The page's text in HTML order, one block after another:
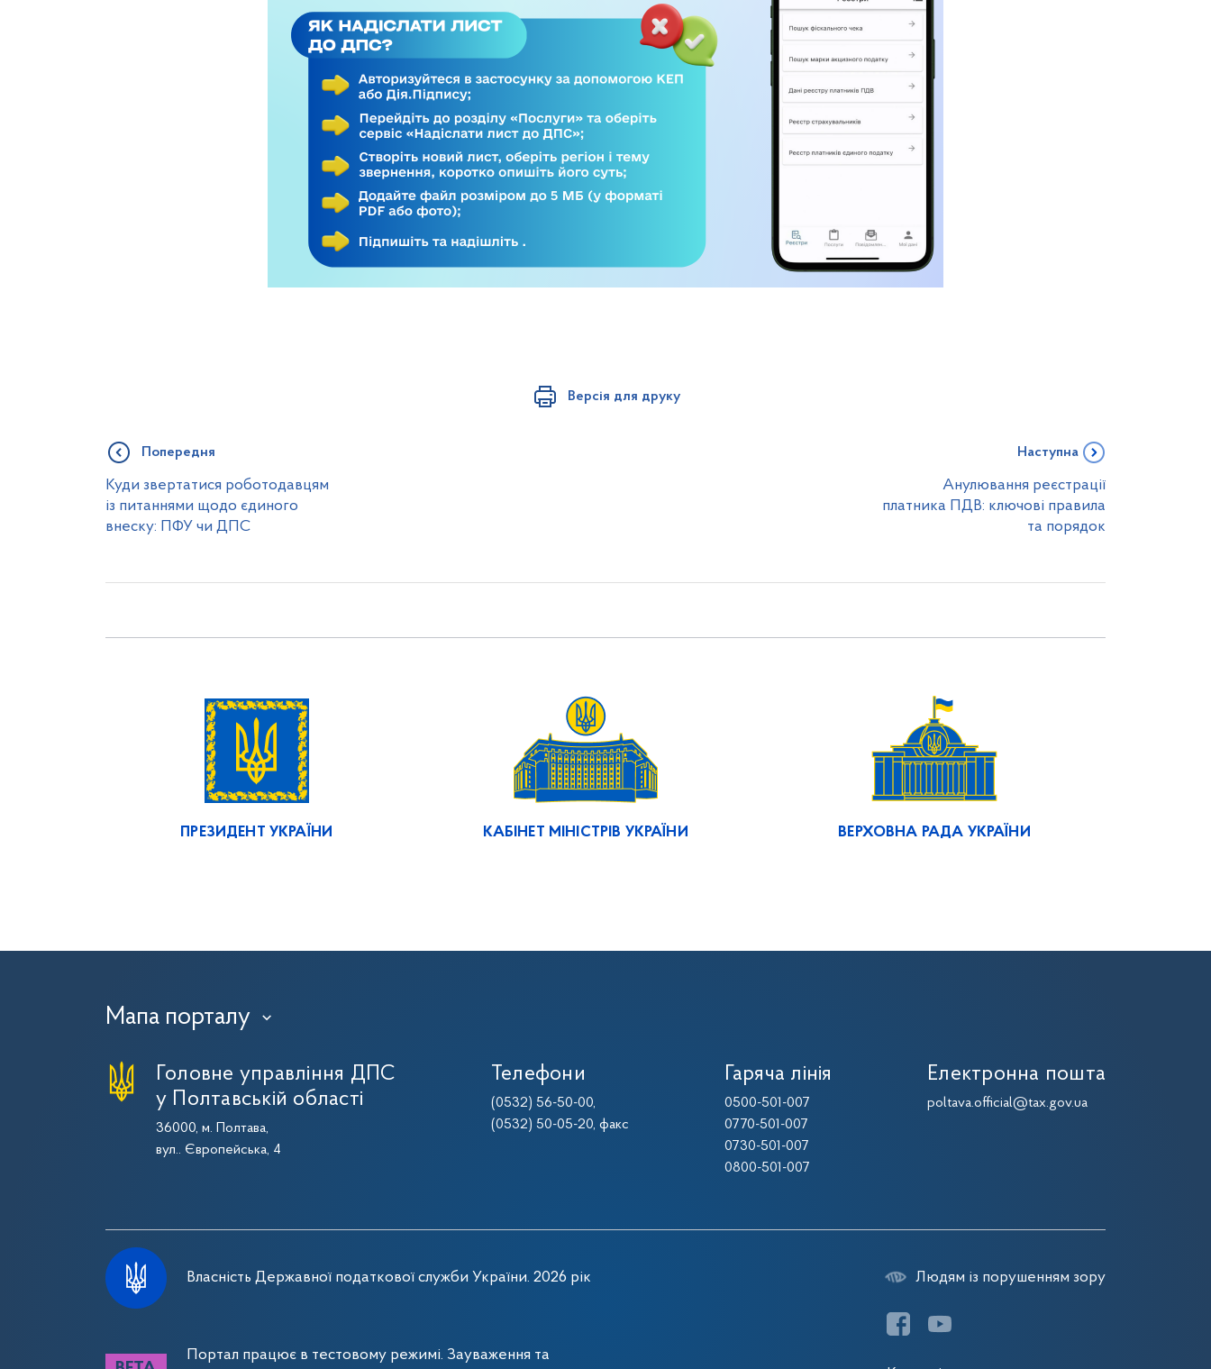
Версія для друку
Попередня
Куди звертатися роботодавцям
із питаннями щодо єдиного
внеску: ПФУ чи ДПС
Наступна
Анулювання реєстрації
платника ПДВ: ключові правила
та порядок
ПРЕЗИДЕНТ УКРАЇНИ КАБІНЕТ МІНІСТРІВ УКРАЇНИ ВЕРХОВНА РАДА УКРАЇНИ
Мапа порталу ›
Головне управління ДПС
у Полтавській області
36000, м. Полтава,
вул.. Європейська, 4
Телефони
(0532) 56-50-00,
(0532) 50-05-20, факс
Гаряча лінія
0500-501-007
0770-501-007
0730-501-007
0800-501-007
Електронна пошта
poltava.official@tax.gov.ua
Власність Державної податкової служби України. 2026 рік
Портал працює в тестовому режимі. Зауваження та
Людям із порушенням зору